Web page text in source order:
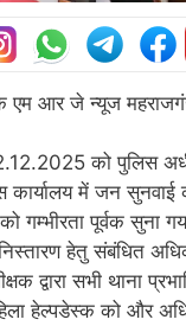
एम आर जे न्यूज
को पुलिस
कार्यालय में जन
गम्भीरता पूर्वक सुना
निस्तारण हेतु संबंधित
द्वारा सभी थाना
हेल्पडेस्क को और